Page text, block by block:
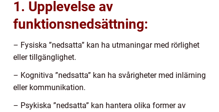
1. Upplevelse av
funktionsnedsättning:
– Fysiska ”nedsatta” kan ha utmaningar med rörlighet
eller tillgänglighet.
– Kognitiva ”nedsatta” kan ha svårigheter med inlärning
eller kommunikation.
– Psykiska ”nedsatta” kan hantera olika former av